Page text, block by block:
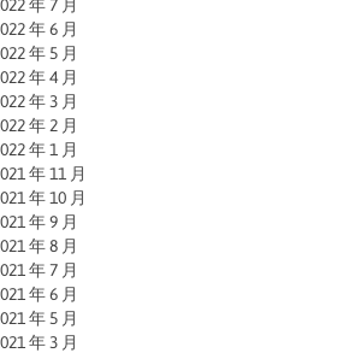
年 7 月
年 6 月
年 5 月
年 4 月
年 3 月
年 2 月
年 1 月
年 11 月
年 10 月
年 9 月
年 8 月
年 7 月
年 6 月
年 5 月
年 3 月